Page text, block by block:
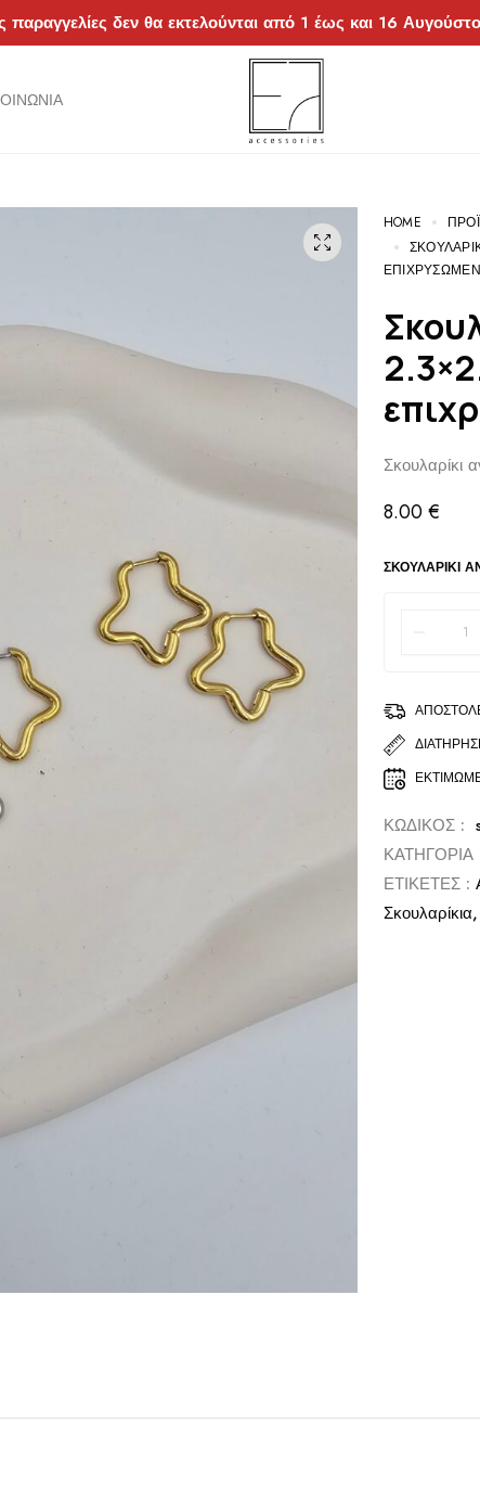
παραγγελίες δεν θα εκτελούνται από 1 έως και 16
HOME
Σκουλαρίκι ανοξείδωτο ατσάλι
Σκουλαρίκι
8.00€
ΣΚΟΥΛΑΡΊΚΙ
ΚΩΔΙΚΌΣ :
ΚΑΤΗΓΟΡΊΑ
ΕΤΙΚΈΤΕΣ :
Σκουλαρίκια,